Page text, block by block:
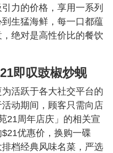
力的价格，享用一系列
生猛海鲜，每一口都蕴
绝对是高性价比的餐饮
即叹豉椒炒蚬
活跃于各大社交平台的
动期间，顾客只需向店
21周年店庆」的相关宣
优惠价，换购一碟
排档经典风味名菜，严选